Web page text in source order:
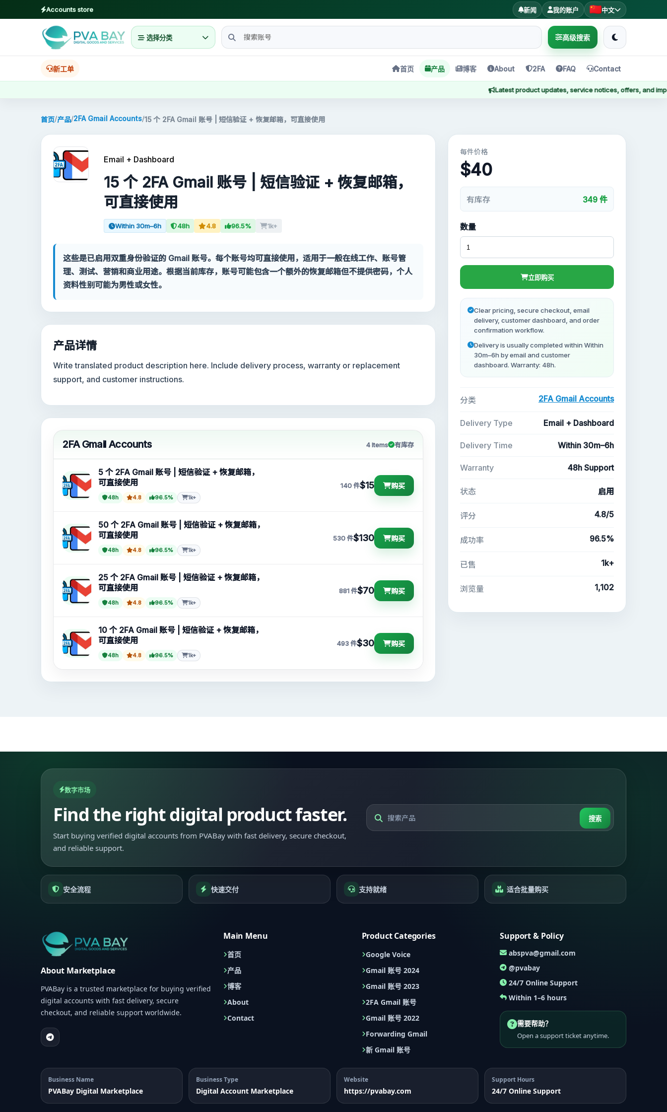
Accounts store 新闻 我的账户 中文
选择分类 高级搜索
新工单 首页 产品 博客 About 2FA FAQ Contact
Latest product updates, service notices, offers, and
Google Voice
Gmail 账号 2024
Gmail 账号 2023
新 Gmail 账号
首页/产品/2FA Gmail Accounts/15 个 2FA Gmail 账号 | 短信验证 + 恢复邮箱，可直接使用
Email + Dashboard
15 个 2FA Gmail 账号 | 短信验证 + 恢复邮箱，
可直接使用
Within 30m–6h 48h 4.8 96.5% 1k+
这些是已启用双重身份验证的 Gmail 账号。每个账号均可直接使用，适用于一般在线工作、账号管
理、测试、营销和商业用途。根据当前库存，账号可能包含一个额外的恢复邮箱但不提供密码，个人
资料性别可能为男性或女性。
每件价格
$40
有库存 349 件
数量
立即购买
Clear pricing, secure checkout, email
delivery, customer dashboard, and order
confirmation workflow.
Delivery is usually completed within Within
30m–6h by email and customer
dashboard. Warranty: 48h.
分类 2FA Gmail Accounts
Delivery Type Email + Dashboard
Delivery Time Within 30m–6h
Warranty 48h Support
状态 启用
评分 4.8/5
成功率 96.5%
已售 1k+
浏览量 1,102
产品详情
Write translated product description here. Include delivery process, warranty or replacement
support, and customer instructions.
2FA Gmail Accounts 4 Items 有库存
5 个 2FA Gmail 账号 | 短信验证 + 恢复邮箱，
可直接使用
48h 4.8 96.5% 1k+
140 件$15 购买
50 个 2FA Gmail 账号 | 短信验证 + 恢复邮箱，
可直接使用
48h 4.8 96.5% 1k+
530 件$130 购买
25 个 2FA Gmail 账号 | 短信验证 + 恢复邮箱，
可直接使用
48h 4.8 96.5% 1k+
881 件$70 购买
10 个 2FA Gmail 账号 | 短信验证 + 恢复邮箱，
可直接使用
48h 4.8 96.5% 1k+
493 件$30 购买
数字市场
Find the right digital product faster.
Start buying verified digital accounts from PVABay with fast delivery, secure checkout,
and reliable support.
搜索
安全流程 快速交付 支持就绪 适合批量购买
About Marketplace
PVABay is a trusted marketplace for buying verified
digital accounts with fast delivery, secure
checkout, and reliable support worldwide.
Main Menu
首页
产品
博客
About
Contact
Product Categories
Google Voice
Gmail 账号 2024
Gmail 账号 2023
2FA Gmail 账号
Gmail 账号 2022
Forwarding Gmail
新 Gmail 账号
Support & Policy
abspva@gmail.com
@pvabay
24/7 Online Support
Within 1–6 hours
需要帮助？
Open a support ticket anytime.
Business Name
PVABay Digital Marketplace
Business Type
Digital Account Marketplace
Website
https://pvabay.com
Support Hours
24/7 Online Support